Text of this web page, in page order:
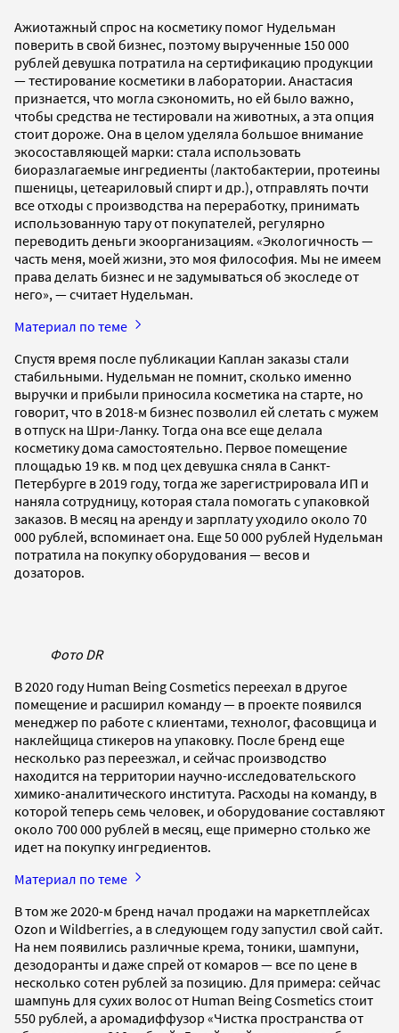
Ажиотажный спрос на косметику помог Нудельман
поверить в свой бизнес, поэтому вырученные 150 000
рублей девушка потратила на сертификацию продукции
— тестирование косметики в лаборатории. Анастасия
признается, что могла сэкономить, но ей было важно,
чтобы средства не тестировали на животных, а эта опция
стоит дороже. Она в целом уделяла большое внимание
экосоставляющей марки: стала использовать
биоразлагаемые ингредиенты (лактобактерии, протеины
пшеницы, цетеариловый спирт и др.), отправлять почти
все отходы с производства на переработку, принимать
использованную тару от покупателей, регулярно
переводить деньги экоорганизациям. «Экологичность —
часть меня, моей жизни, это моя философия. Мы не имеем
права делать бизнес и не задумываться об экоследе от
него», — считает Нудельман.
Материал по теме
Спустя время после публикации Каплан заказы стали
стабильными. Нудельман не помнит, сколько именно
выручки и прибыли приносила косметика на старте, но
говорит, что в 2018-м бизнес позволил ей слетать с мужем
в отпуск на Шри-Ланку. Тогда она все еще делала
косметику дома самостоятельно. Первое помещение
площадью 19 кв. м под цех девушка сняла в Санкт-
Петербурге в 2019 году, тогда же зарегистрировала ИП и
наняла сотрудницу, которая стала помогать с упаковкой
заказов. В месяц на аренду и зарплату уходило около 70
000 рублей, вспоминает она. Еще 50 000 рублей Нудельман
потратила на покупку оборудования — весов и
дозаторов.
Фото DR
В 2020 году Human Being Cosmetics переехал в другое
помещение и расширил команду — в проекте появился
менеджер по работе с клиентами, технолог, фасовщица и
наклейщица стикеров на упаковку. После бренд еще
несколько раз переезжал, и сейчас производство
находится на территории научно-исследовательского
химико-аналитического института. Расходы на команду, в
которой теперь семь человек, и оборудование составляют
около 700 000 рублей в месяц, еще примерно столько же
идет на покупку ингредиентов.
Материал по теме
В том же 2020-м бренд начал продажи на маркетплейсах
Ozon и Wildberries, а в следующем году запустил свой сайт.
На нем появились различные крема, тоники, шампуни,
дезодоранты и даже спрей от комаров — все по цене в
несколько сотен рублей за позицию. Для примера: сейчас
шампунь для сухих волос от Human Being Cosmetics стоит
550 рублей, а аромадиффузор «Чистка пространства от